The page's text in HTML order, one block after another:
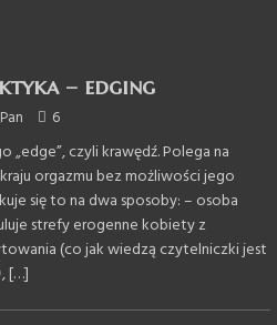
– edging
6
„edge”, czyli krawędź. Polega na
orgazmu bez możliwości jego
się to na dwa sposoby: – osoba
strefy erogenne kobiety z
(co jak wiedzą czytelniczki jest
[…]